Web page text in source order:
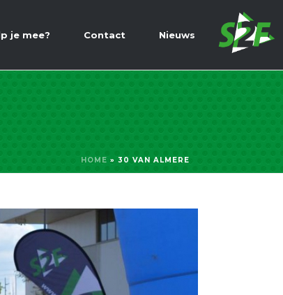
je mee? Contact Nieuws
HOME » 30 VAN ALMERE